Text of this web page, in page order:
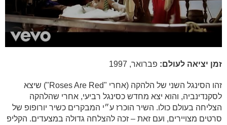
זמן יציאה לעולם: פברואר, 1997
זהו הסינגל השני של הלהקה (אחרי "Roses Are Red") שיצא
לסקנדינביה, והוא יצא מחדש כסינגל רביעי, אחרי שהלהקה
הצליחה בעולם כולו. השיר הוכרז ע״י המבקרים כשיר יורופופ של
סרטים מצויירים, ועם זאת – זכה להצלחה גדולה במצעדים. הקליפ